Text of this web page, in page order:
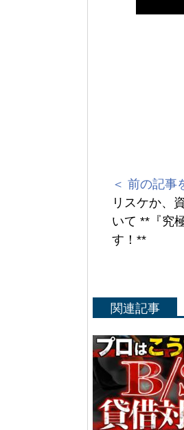
＜ 前の記事
リスケか、
いて **『究
す！**
関連記事